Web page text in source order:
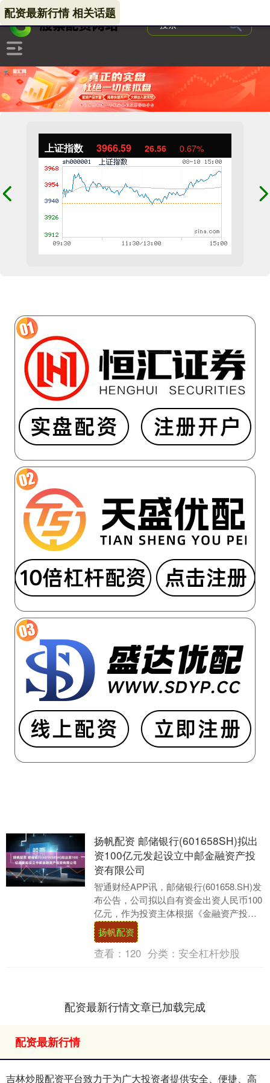
上证指数 3966.59 26.56 0.67%
配资最新行情 相关话题
扬帆配资 邮储银行(601658SH)拟出
资100亿元发起设立中邮金融资产投
资有限公司
智通财经APP讯，邮储银行(601658.SH)发
布公告，公司拟以自有资金出资人民币100
亿元，作为投资主体根据《金融资产投资
公司管理办法(试行)》发起设立中邮....
扬帆配资
查看： 120 分类： 安全杠杆炒股
配资最新行情文章已加载完成
配资最新行情
吉林炒股配资平台致力于为广大投资者提供安全、便捷、高